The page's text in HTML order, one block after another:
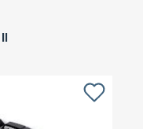
Il